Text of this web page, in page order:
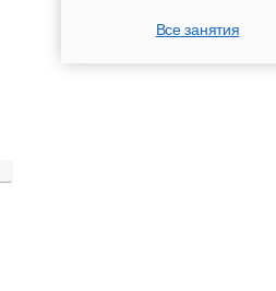
Все занятия